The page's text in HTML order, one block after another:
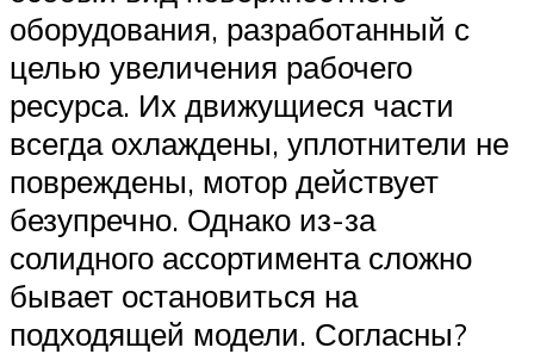
оборудования, разработанный с
целью увеличения рабочего
ресурса. Их движущиеся части
всегда охлаждены, уплотнители не
повреждены, мотор действует
безупречно. Однако из-за
солидного ассортимента сложно
бывает остановиться на
подходящей модели. Согласны?